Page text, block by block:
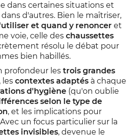
dans certaines situations et
d'autres. Bien le maîtriser,
et quand y renoncer et
voie, celle des chaussettes
résolu le débat pour
bien habillés.
profondeur les trois grandes
, les contextes adaptés à chaque
d'hygiène (qu'on oublie
selon le type de
, et les implications pour
Avec un focus particulier sur la
invisibles, devenue le